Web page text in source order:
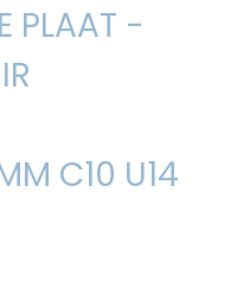
PLAAT -
C10 U14